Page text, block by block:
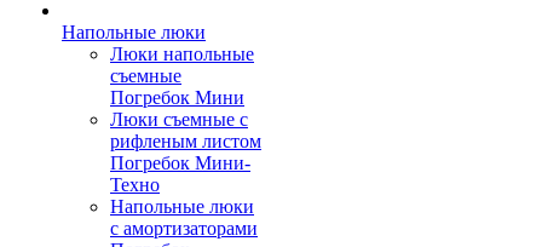
Напольные люки
Люки напольные
съемные
Погребок Мини
Люки съемные с
рифленым листом
Погребок Мини-
Техно
Напольные люки
с амортизаторами